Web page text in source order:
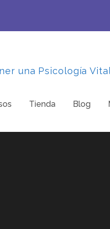
una Psicología
Tienda Blog